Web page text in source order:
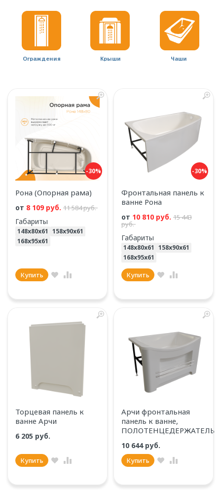
Ограждения Крыши Чаши
-30%
Рона (Опорная рама)
от 8 109 руб. 11 584 руб.
Габариты
148х80х61 158х90х61
168х95х61
Купить
-30%
Фронтальная панель к
ванне Рона
от 10 810 руб. 15 443
руб.
Габариты
148х80х61 158х90х61
168х95х61
Купить
Торцевая панель к
ванне Арчи
6 205 руб.
Купить
Арчи фронтальная
панель к ванне,
ПОЛОТЕНЦЕДЕРЖАТЕЛЬ
10 644 руб.
Купить